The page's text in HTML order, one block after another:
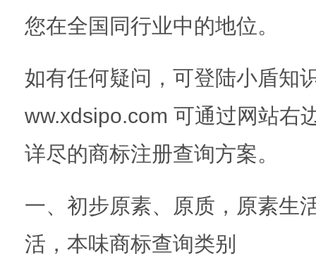
您在全国同行业中的地位。
如有任何疑问，可登陆小盾知
ww.xdsipo.com 可通过网站右
详尽的商标注册查询方案。
一、初步原素、原质，原素生
活，本味商标查询类别